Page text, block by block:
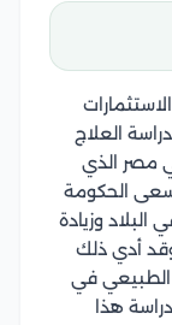
العلاج
مصر الذي
تسعى الحكومة
البلاد وزيادة
أدي ذلك
الطبيعي في
هذا